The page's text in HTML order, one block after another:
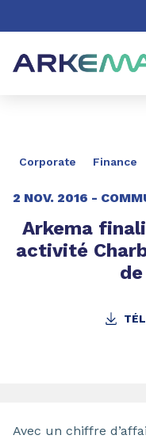
Aller à la recherche
Corporate Finance
2 NOV. 2016 -
Arkema
activité
Avec un chiffre